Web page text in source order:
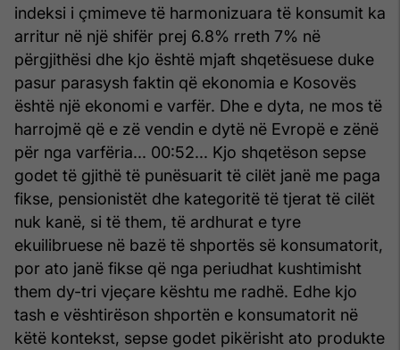
indeksi i çmimeve të harmonizuara të konsumit ka
arritur në një shifër prej 6.8% rreth 7% në
përgjithësi dhe kjo është mjaft shqetësuese duke
pasur parasysh faktin që ekonomia e Kosovës
është një ekonomi e varfër. Dhe e dyta, ne mos të
harrojmë që e zë vendin e dytë në Evropë e zënë
për nga varfëria... 00:52... Kjo shqetëson sepse
godet të gjithë të punësuarit të cilët janë me paga
fikse, pensionistët dhe kategoritë të tjerat të cilët
nuk kanë, si të them, të ardhurat e tyre
ekuilibruese në bazë të shportës së konsumatorit,
por ato janë fikse që nga periudhat kushtimisht
them dy-tri vjeçare kështu me radhë. Edhe kjo
tash e vështirëson shportën e konsumatorit në
këtë kontekst, sepse godet pikërisht ato produkte